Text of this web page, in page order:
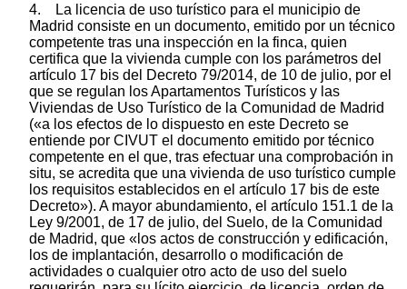
4. La licencia de uso turístico para el municipio de
Madrid consiste en un documento, emitido por un técnico
competente tras una inspección en la finca, quien
certifica que la vivienda cumple con los parámetros del
artículo 17 bis del Decreto 79/2014, de 10 de julio, por el
que se regulan los Apartamentos Turísticos y las
Viviendas de Uso Turístico de la Comunidad de Madrid
(«a los efectos de lo dispuesto en este Decreto se
entiende por CIVUT el documento emitido por técnico
competente en el que, tras efectuar una comprobación in
situ, se acredita que una vivienda de uso turístico cumple
los requisitos establecidos en el artículo 17 bis de este
Decreto»). A mayor abundamiento, el artículo 151.1 de la
Ley 9/2001, de 17 de julio, del Suelo, de la Comunidad
de Madrid, que «los actos de construcción y edificación,
los de implantación, desarrollo o modificación de
actividades o cualquier otro acto de uso del suelo